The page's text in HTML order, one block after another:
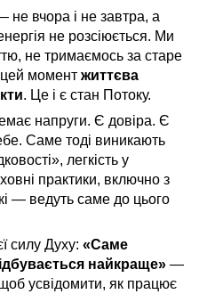
не вчора і не завтра, а
не розсіюється. Ми
не тримаємось за старе
цей момент життєва
. Це і є стан Потоку.
напруги. Є довіра. Є
Саме тоді виникають
легкість у
практики, включно з
— ведуть саме до цього
силу Духу: «Саме
найкраще» —
усвідомити, як працює